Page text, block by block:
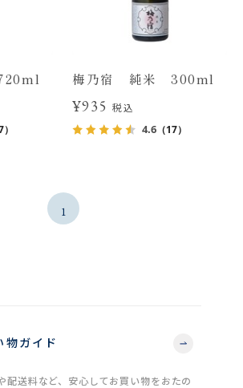
梅乃宿 純米 300ml
¥935税込
4.6 （17）
1
物ガイド
配送料など、安心してお買い物をおたの